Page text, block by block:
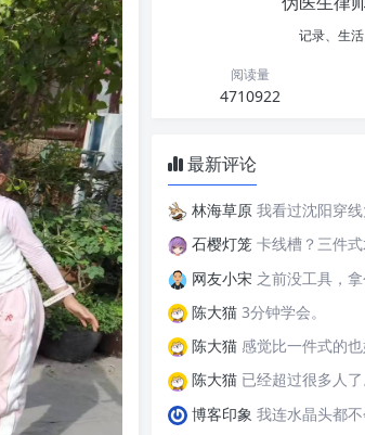
记录、生
阅读量
4710922
最新评论
林海草原 我看过沈阳穿线大神和海南弱电小胡的视
石樱灯笼 卡线槽？三件式水晶
网友小宋 之前没工具，
陈大猫 3分钟学会。
陈大猫 感觉比一件式的也
陈大猫 已经超过很多人了
博客印象 我连水晶头都